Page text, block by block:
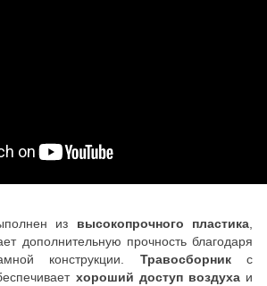
из высокопрочного пластика,
дополнительную прочность благодаря
конструкции. Травосборникс
хороший доступ воздухаи